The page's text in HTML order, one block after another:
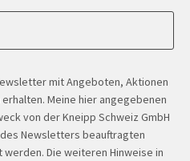
mit Angeboten, Aktionen
Meine hier angegebenen
von der Kneipp Schweiz GmbH
Newsletters beauftragten
Die weiteren Hinweise in